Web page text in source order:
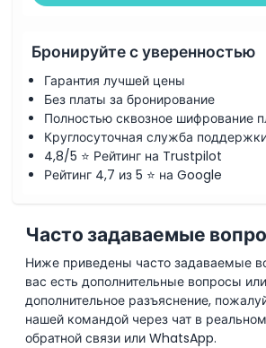
Бронируйте с уверенностью
Гарантия лучшей цены
Без платы за бронирование
Полностью сквозное шифрование
Круглосуточная служба
4,8/5 ⭐ Рейтинг на Trustpilot
Рейтинг 4,7 из 5 ⭐ на Google
Часто задаваемые
Ниже приведены часто задаваемые
вас есть дополнительные вопросы
дополнительное разъяснение,
нашей командой через чат в
обратной связи или WhatsApp.